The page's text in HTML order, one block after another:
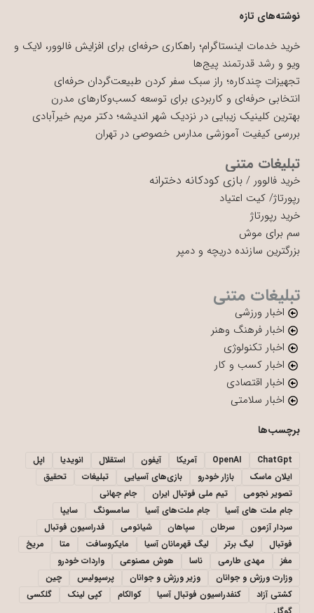
نوشته‌های تازه
خرید خدمات اینستاگرام؛ راهکاری حرفه‌ای برای افزایش فالوور، لایک و
ویو و رشد قدرتمند پیج‌ها
تجهیزات چندکاره؛ راز سبک سفر کردن طبیعت‌گردان حرفه‌ای
انتخابی حرفه‌ای و کاربردی برای توسعه کسب‌وکارهای مدرن
بهترین کلینیک زیبایی در نزدیک شهر اندیشه؛ دکتر مریم خیرآبادی
بررسی کیفیت آموزشی مدارس خصوصی در تهران
تبلیغات متنی
خرید فالوور / بازی کودکانه دخترانه
رپورتاژ/ کیت اعتیاد
خرید رپورتاژ
سم برای موش
بزرگترین سازنده دریچه و دمپر
تبلیغات متنی
اخبار ورزشی
اخبار فرهنگ وهنر
اخبار تکنولوژی
اخبار کسب و کار
اخبار اقتصادی
اخبار سلامتی
برچسب‌ها
ChatGpt
OpenAI آمریکا آیفون استقلال انویدیا
اپل
ایلان ماسک
بازار خودرو بازی‌های آسیایی تبلیغات
تحقیق
تصویر نجومی
تیم ملی فوتبال ایران
جام جهانی
جام ملت های آسیا
جام ملت‌های آسیا سامسونگ
سایپا
سردار آزمون
سرطان سپاهان شیائومی
فدراسیون فوتبال
فوتبال
لیگ برتر لیگ قهرمانان آسیا مایکروسافت متا
مریخ
مغز
مهدی طارمی ناسا هوش مصنوعی
واردات خودرو
وزارت ورزش و جوانان
وزیر ورزش و جوانان پرسپولیس
چین
کشتی آزاد
کنفدراسیون فوتبال آسیا کوالکام کپی لینک
گلکسی